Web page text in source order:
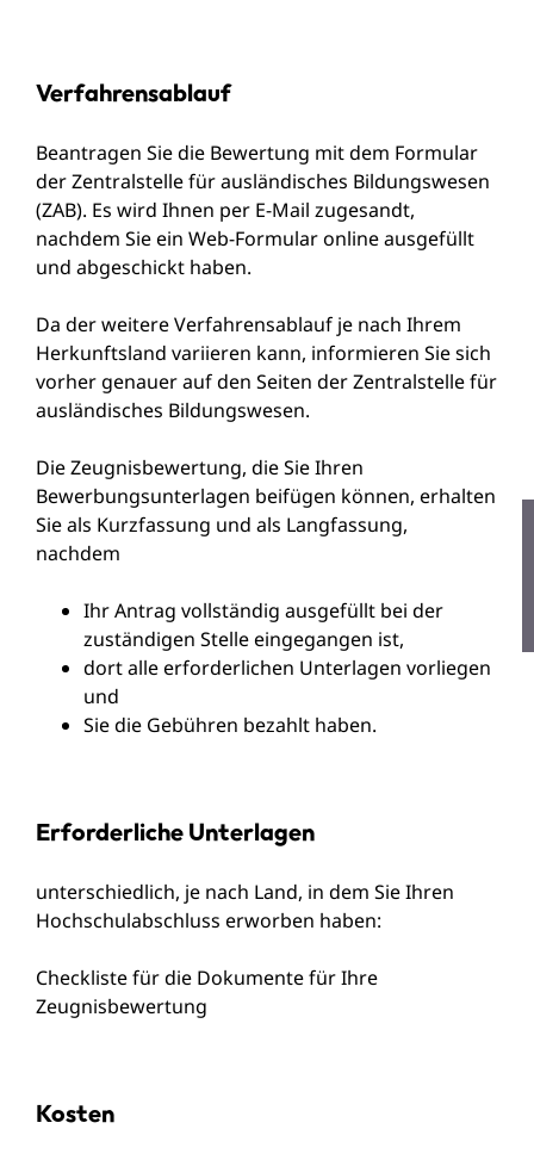
Verfahrensablauf
Beantragen Sie die Bewertung mit dem Formular
der Zentralstelle für ausländisches Bildungswesen
(ZAB). Es wird Ihnen per E-Mail zugesandt,
nachdem Sie ein Web-Formular online ausgefüllt
und abgeschickt haben.
Da der weitere Verfahrensablauf je nach Ihrem
Herkunftsland variieren kann, informieren Sie sich
vorher genauer auf den Seiten der Zentralstelle für
ausländisches Bildungswesen.
Die Zeugnisbewertung, die Sie Ihren
Bewerbungsunterlagen beifügen können, erhalten
Sie als Kurzfassung und als Langfassung,
nachdem
Ihr Antrag vollständig ausgefüllt bei der
zuständigen Stelle eingegangen ist,
dort alle erforderlichen Unterlagen vorliegen
und
Sie die Gebühren bezahlt haben.
Erforderliche Unterlagen
unterschiedlich, je nach Land, in dem Sie Ihren
Hochschulabschluss erworben haben:
Checkliste für die Dokumente für Ihre
Zeugnisbewertung
Kosten